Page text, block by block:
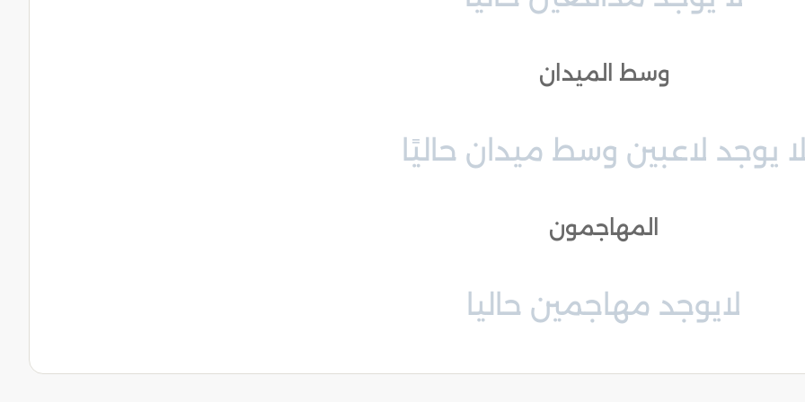
وسط الميدان
يوجد لاعبين وسط ميدان حاليًا
المهاجمون
لايوجد مهاجمين حاليا